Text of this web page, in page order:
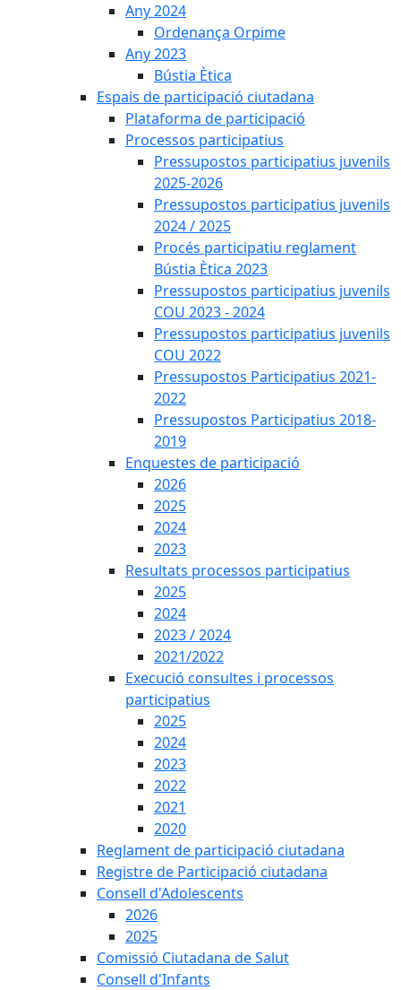
Any 2024
Ordenança Orpime
Any 2023
Bústia Ètica
Espais de participació ciutadana
Plataforma de participació
Processos participatius
Pressupostos participatius juvenils
2025-2026
Pressupostos participatius juvenils
2024 / 2025
Procés participatiu reglament
Bústia Ètica 2023
Pressupostos participatius juvenils
COU 2023 - 2024
Pressupostos participatius juvenils
COU 2022
Pressupostos Participatius 2021-
2022
Pressupostos Participatius 2018-
2019
Enquestes de participació
2026
2025
2024
2023
Resultats processos participatius
2025
2024
2023 / 2024
2021/2022
Execució consultes i processos
participatius
2025
2024
2023
2022
2021
2020
Reglament de participació ciutadana
Registre de Participació ciutadana
Consell d'Adolescents
2026
2025
Comissió Ciutadana de Salut
Consell d'Infants